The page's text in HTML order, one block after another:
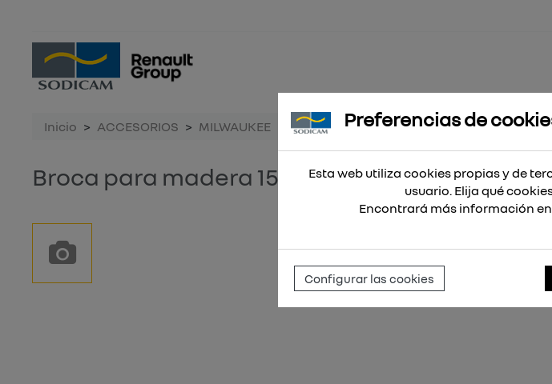
Inicio ACCESORIOS MILWAUKEE Broca para madera 15x151
Broca para madera 15x151
Preferencias de
Esta web utiliza cookies propias y de
usuario. Elija qué
Encontrará más información
Configurar las cookies